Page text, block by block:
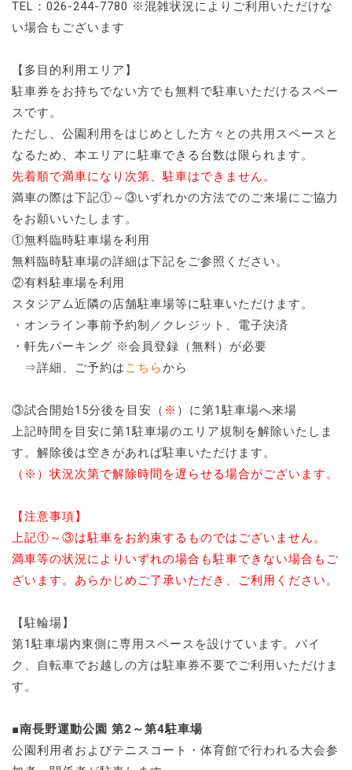
TEL：026-244-7780 ※混雑状況によりご利用いただけな
い場合もございます
【多目的利用エリア】
駐車券をお持ちでない方でも無料で駐車いただけるスペー
スです。
ただし、公園利用をはじめとした方々との共用スペースと
なるため、本エリアに駐車できる台数は限られます。
先着順で満車になり次第、駐車はできません。
満車の際は下記①～③いずれかの方法でのご来場にご協力
をお願いいたします。
①無料臨時駐車場を利用
無料臨時駐車場の詳細は下記をご参照ください。
②有料駐車場を利用
スタジアム近隣の店舗駐車場等に駐車いただけます。
・オンライン事前予約制／クレジット、電子決済
・軒先パーキング ※会員登録（無料）が必要
⇒詳細、ご予約は こちらから
③試合開始15分後を目安（ ※ ）に第1駐車場へ来場
上記時間を目安に第1駐車場のエリア規制を解除いたしま
す。解除後は空きがあれば駐車いただけます。
（※）状況次第で解除時間を遅らせる場合がございます。
【注意事項】
上記①～③は駐車をお約束するものではございません。
満車等の状況によりいずれの場合も駐車できない場合もご
ざいます。あらかじめご了承いただき、ご利用ください。
【駐輪場】
第1駐車場内東側に専用スペースを設けています。バイ
ク、自転車でお越しの方は駐車券不要でご利用いただけま
す。
■南長野運動公園 第2～第4駐車場
公園利用者およびテニスコート・体育館で行われる大会参